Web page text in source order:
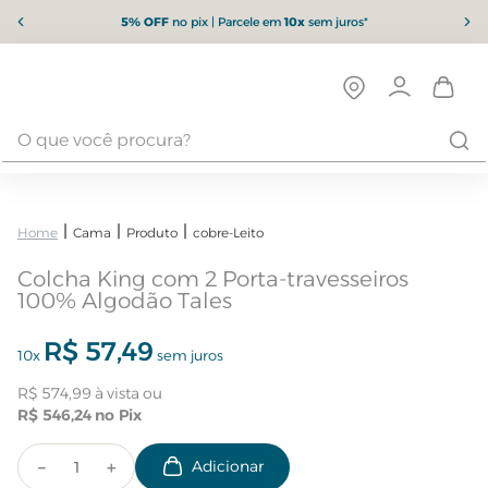
5% OFFno pix | Parcele em10xsem juros*
Cama Produto cobre-Leito
Colcha King com 2 Porta-travesseiros
100% Algodão Tales
10x R$ 57,49 sem juros
R$ 574,99
R$ 546,24
＋
－